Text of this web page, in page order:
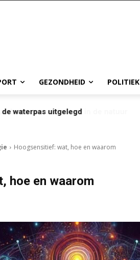
GEZONDHEID POLITIEK
waterpas uitgelegd
Hoogsensitief: wat, hoe en waarom
hoe en waarom